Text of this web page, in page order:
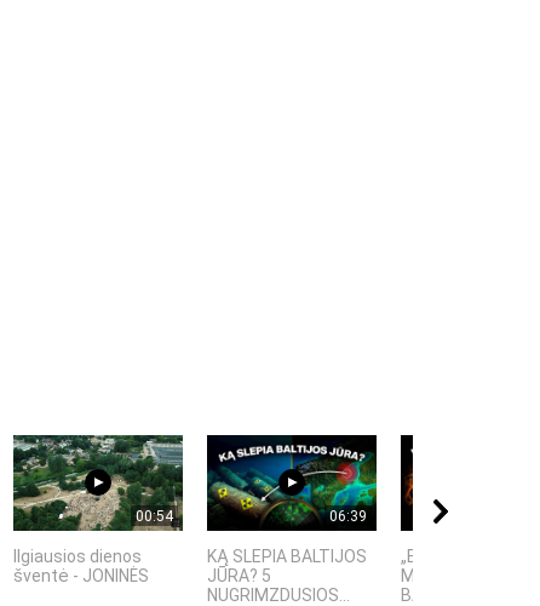
00:54
Ilgiausios dienos
šventė - JONINĖS
06:39
KĄ SLEPIA BALTIJOS
JŪRA? 5
NUGRIMZDUSIOS...
„ELEKTROS DIETA“:
MASINĖ 1910-ŲJŲ
BAIMĖS PSICHOZĖ